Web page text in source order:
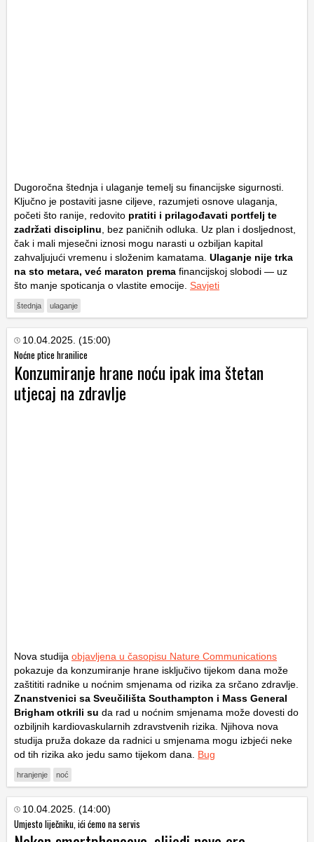
Dugoročna štednja i ulaganje temelj su financijske sigurnosti.
Ključno je postaviti jasne ciljeve, razumjeti osnove ulaganja,
početi što ranije, redovito pratiti i prilagođavati portfelj te
zadržati disciplinu , bez paničnih odluka. Uz plan i dosljednost,
čak i mali mjesečni iznosi mogu narasti u ozbiljan kapital
zahvaljujući vremenu i složenim kamatama. Ulaganje nije trka
na sto metara, već maraton prema financijskoj slobodi — uz
što manje spoticanja o vlastite emocije. Savjeti
štednja ulaganje
10.04.2025. (15:00)
Noćne ptice hranilice
Konzumiranje hrane noću ipak ima štetan
utjecaj na zdravlje
Nova studija objavljena u časopisu Nature Communications
pokazuje da konzumiranje hrane isključivo tijekom dana može
zaštititi radnike u noćnim smjenama od rizika za srčano zdravlje.
Znanstvenici sa Sveučilišta Southampton i Mass General
Brigham otkrili su da rad u noćnim smjenama može dovesti do
ozbiljnih kardiovaskularnih zdravstvenih rizika. Njihova nova
studija pruža dokaze da radnici u smjenama mogu izbjeći neke
od tih rizika ako jedu samo tijekom dana. Bug
hranjenje noć
10.04.2025. (14:00)
Umjesto liječniku, ići ćemo na servis